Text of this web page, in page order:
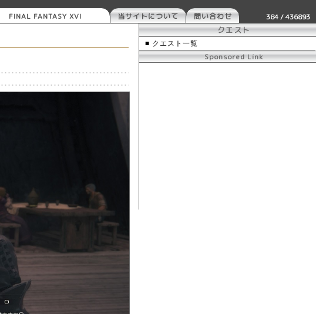
384 / 436893
FINAL FANTASY XVI 当サイトについて 問い合わせ
クエスト
■ クエスト一覧
Sponsored Link